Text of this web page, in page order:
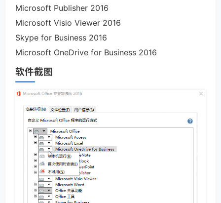
Microsoft Publisher 2016
Microsoft Visio Viewer 2016
Skype for Business 2016
Microsoft OneDrive for Business 2016
软件截图